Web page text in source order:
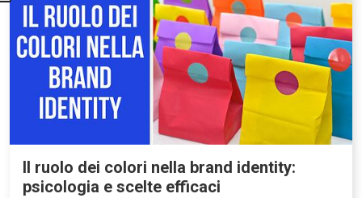
Il ruolo dei colori nella brand identity:
psicologia e scelte efficaci